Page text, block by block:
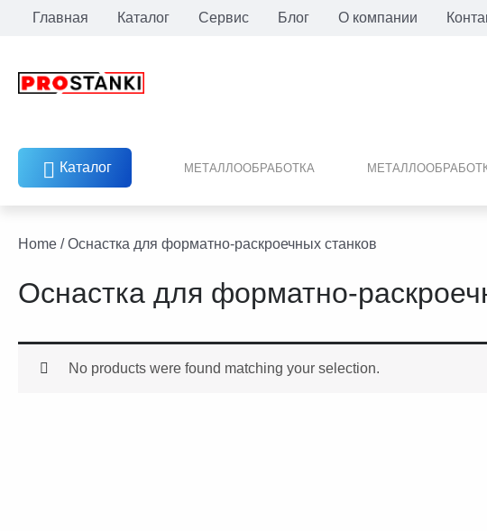
Перейти
Главная Каталог Сервис Блог О компании
Каталог МЕТАЛЛООБРАБОТКА
Home / Оснастка для форматно-раскроечных станков
Оснастка для форматно-
No products were found matching your selection.